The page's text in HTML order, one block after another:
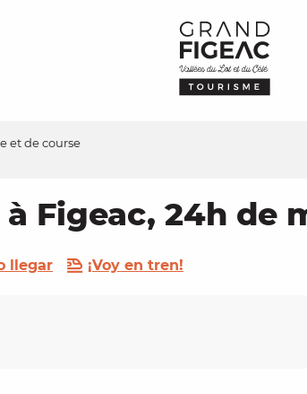
et de course
Figeac, 24h de
llegar ¡Voy en tren!